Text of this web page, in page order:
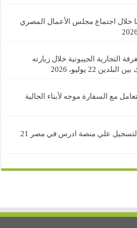
خلال اجتماع مجلس الأعمال المصري
التجارية الجيبوتية خلال زيارته
البلدين 22 يوليو، 2026
مع السفارة موجه لأبناء الجالية
التسجيل علي منصة ادرس في مصر 21